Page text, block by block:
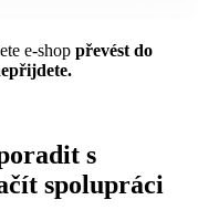
e-shop převést do
s
spolupráci